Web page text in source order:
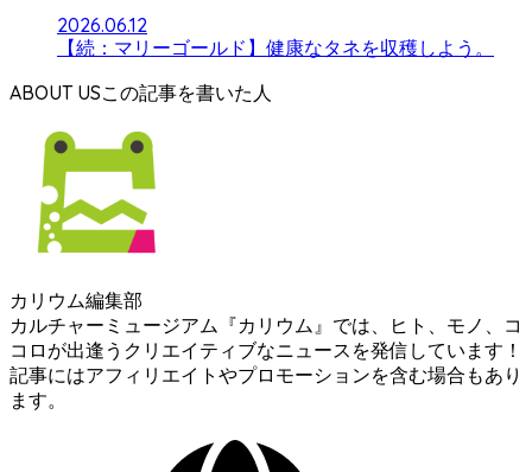
2026.06.12
【続：マリーゴールド】健康なタネを収穫しよう。
ABOUT US
カリウム編集部
カルチャーミュージアム『カリウム』では、ヒト、モノ、コ
コロが出逢うクリエイティブなニュースを発信しています！
記事にはアフィリエイトやプロモーションを含む場合もあり
ます。